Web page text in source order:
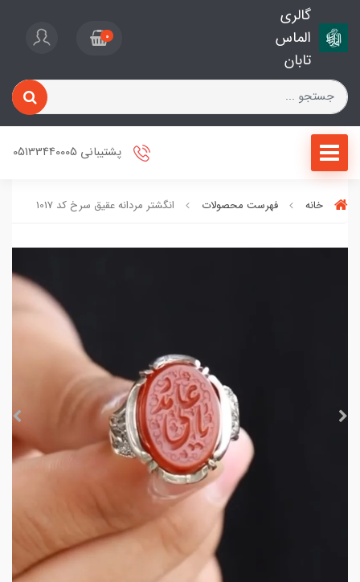
گالری
الماس
تابان
0
پشتیبانی 05133440005
خانه فهرست محصولات انگشتر مردانه عقیق سرخ کد 1017